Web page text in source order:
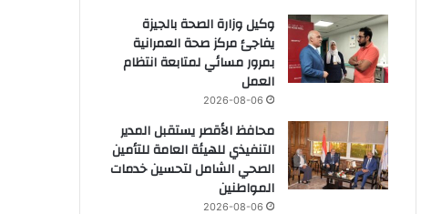
وكيل وزارة الصحة بالجيزة
يفاجئ مركز صحة العمرانية
بمرور مسائي لمتابعة انتظام
العمل
2026-08-06
محافظ الأقصر يستقبل المدير
التنفيذي للهيئة العامة للتأمين
الصحي الشامل لتحسين خدمات
المواطنين
2026-08-06